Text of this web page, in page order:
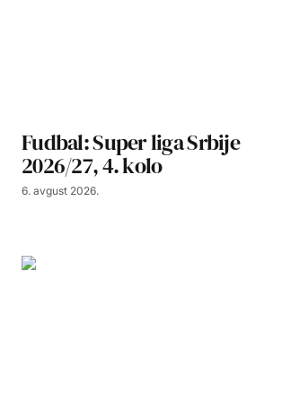
Fudbal: Super liga Srbije
2026/27, 4. kolo
6. avgust 2026.